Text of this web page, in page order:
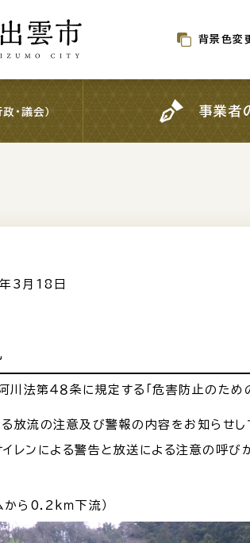
背景色変
背景色変
ら探す
し 就職・転職・退職
・議会） 事業者
3月18日
川法第４８条に規定する「危害防止のため
放流の注意及び警報の内容をお知らせし
レンによる警告と放送による注意の呼び
ら0.2ｋｍ下流）